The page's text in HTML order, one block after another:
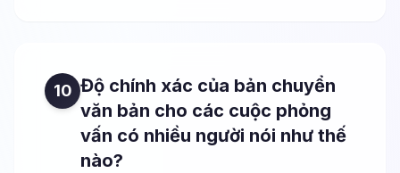
10 Độ chính xác của bản chuyển
văn bản cho các cuộc phỏng
vấn có nhiều người nói như thế
nào?